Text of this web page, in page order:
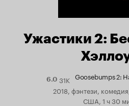
Ужастики 2:
6.0Рейтинг
Кинопоиска
31K Goosebumps 2:
2018, фэнтези,
США, 1 ч 30